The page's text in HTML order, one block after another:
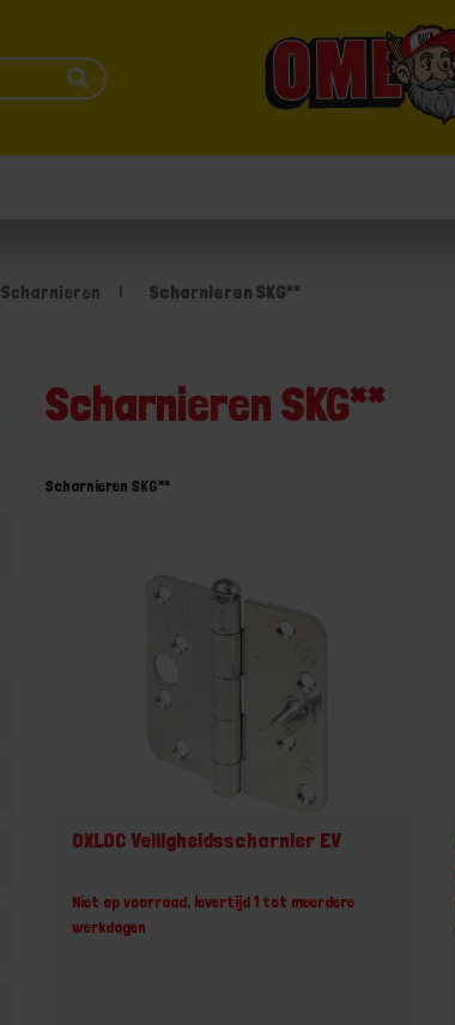
Scharnieren Scharnieren SKG**
Scharnieren SKG**
Scharnieren SKG**
OXLOC Veiligheidsscharnier EV
Niet op voorraad, levertijd 1 tot meerdere
werkdagen